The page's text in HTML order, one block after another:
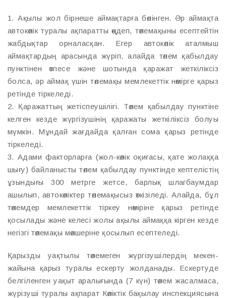
1. Ақылы жол бірнеше аймақтарға бөлінген. Әр аймақта
автокөлік туралы ақпаратты өңдеп, төлемақыны есептейтін
жабдықтар орналасқан. Егер автокөлік аталмыш
аймақтардың арасында жүріп, алайда төлем қабылдау
пунктінен өтпесе және шотында қаражат жеткіліксіз
болса, әр аймақ үшін төлемақы мемлекеттік нөмірге қарыз
ретінде тіркеледі.
2. Қаражаттың жетіспеушілігі. Төлем қабылдау пунктіне
келген кезде жүргізушінің қаражаты жеткіліксіз болуы
мүмкін. Мұндай жағдайда қалған сома қарыз ретінде
тіркеледі.
3. Адами факторларға (жол-көлік оқиғасы, қате жолаққа
шығу) байланысты төлем қабылдау пунктінде кептелістің
ұзындығы 300 метрге жетсе, барлық шлагбаумдар
ашылып, автокөліктер төлемақысыз өткізіледі. Алайда, бұл
төлемдер мемлекеттік тіркеу нөміріне қарыз ретінде
қосылады және келесі жолы ақылы аймаққа кірген кезде
негізгі төлемақы мөлшеріне қосылып есептеледі.
Қарызды уақтылы төлемеген жүргізушілердің мекен-
жайына қарыз туралы ескерту жолданады. Ескертуде
белгіленген уақыт аралығында (7 күн) төлем жасалмаса,
жүрізуші туралы ақпарат Көліктік бақылау инспекциясына